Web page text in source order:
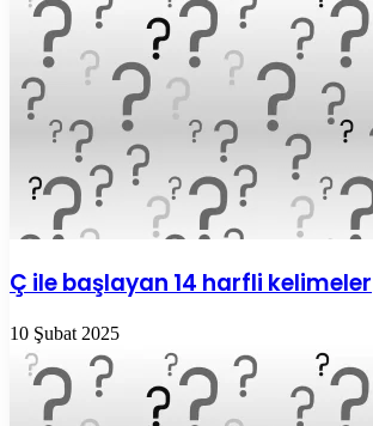
Ç ile başlayan 14 harfli kelimeler
10 Şubat 2025